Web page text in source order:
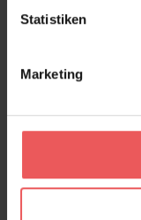
Statistiken
Marketing